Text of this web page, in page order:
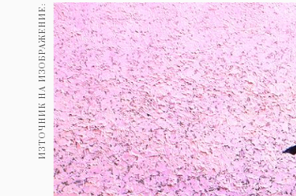
Пътувай 237
Здраве 389
Gentlemen
382
Wellness 1816
ИЗТОЧНИК НА ИЗОБРАЖЕНИЕ: